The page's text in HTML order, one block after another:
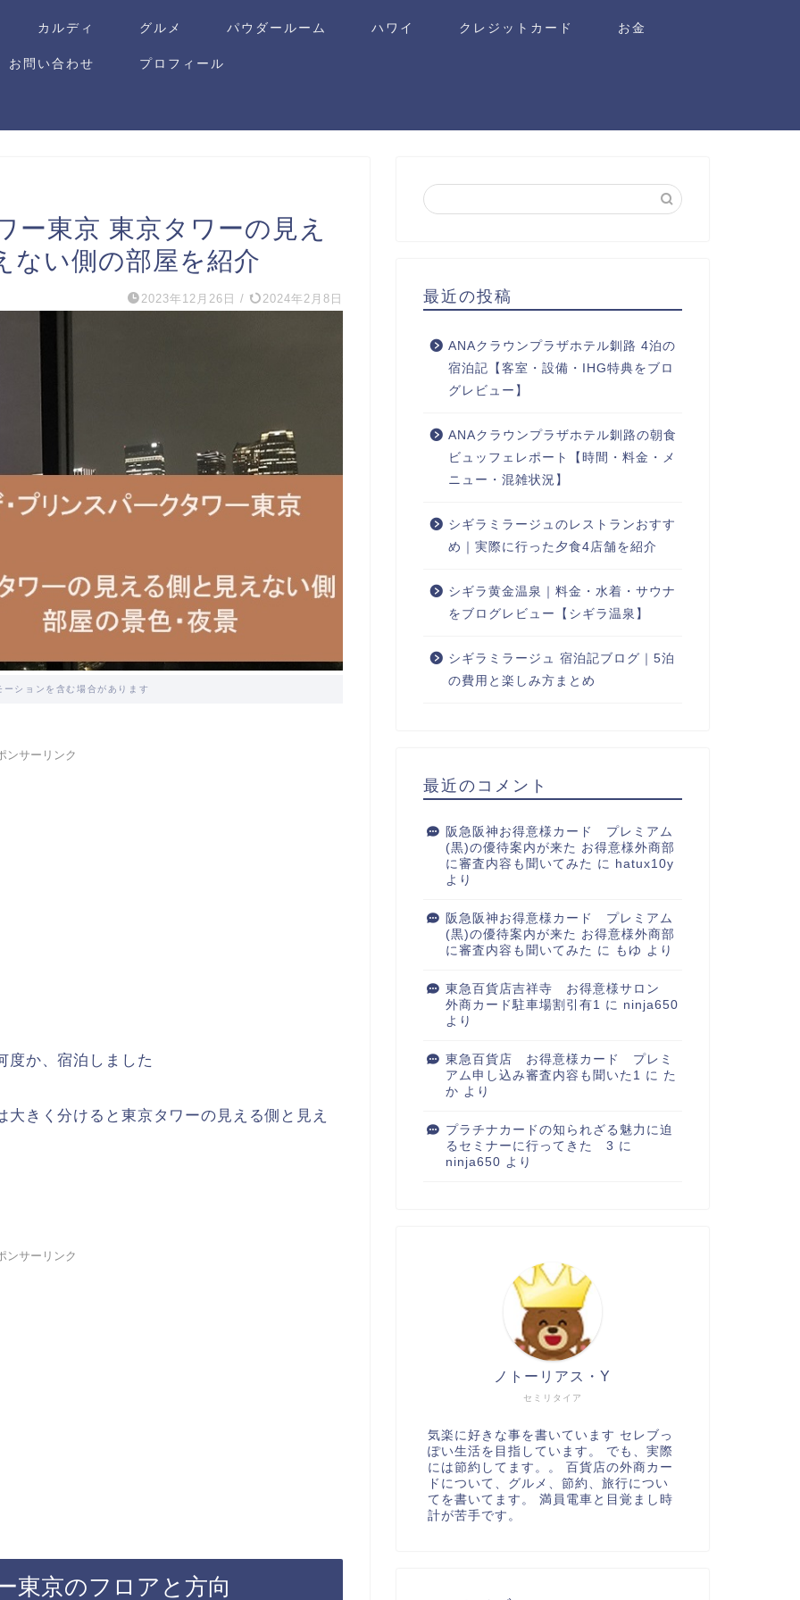
カルディ グルメ パウダールーム ハワイ クレジットカード お金
お問い合わせ プロフィール
ー東京 東京タワーの見え
ない側の部屋を紹介
2023年12月26日 / 2024年2月8日
ーションを含む場合があります
ンサーリンク
度か、宿泊しました
きく分けると東京タワーの見える側と見え
ンサーリンク
東京のフロアと方向
最近の投稿
ANAクラウンプラザホテル釧路 4泊の
宿泊記【客室・設備・IHG特典をブロ
グレビュー】
ANAクラウンプラザホテル釧路の朝食
ビュッフェレポート【時間・料金・メ
ニュー・混雑状況】
シギラミラージュのレストランおすす
め｜実際に行った夕食4店舗を紹介
シギラ黄金温泉｜料金・水着・サウナ
をブログレビュー【シギラ温泉】
シギラミラージュ 宿泊記ブログ｜5泊
の費用と楽しみ方まとめ
最近のコメント
阪急阪神お得意様カード プレミアム
(黒)の優待案内が来た お得意様外商部
に審査内容も聞いてみた に hatux10y
より
阪急阪神お得意様カード プレミアム
(黒)の優待案内が来た お得意様外商部
に審査内容も聞いてみた に もゆ より
東急百貨店吉祥寺 お得意様サロン
外商カード駐車場割引有1 に ninja650
より
東急百貨店 お得意様カード プレミ
アム申し込み審査内容も聞いた1 に た
か より
プラチナカードの知られざる魅力に迫
るセミナーに行ってきた 3 に
ninja650 より
セミリタイア
ノトーリアス・Y
気楽に好きな事を書いています セレブっ
ぽい生活を目指しています。 でも、実際
には節約してます。。 百貨店の外商カー
ドについて、グルメ、節約、旅行につい
てを書いてます。 満員電車と目覚まし時
計が苦手です。